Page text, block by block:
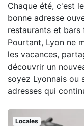
Chaque été, c'est
bonne adresse
restaurants et bars
Pourtant, Lyon ne
les vacances,
découvrir un
soyez Lyonnais ou
adresses qui
Locales